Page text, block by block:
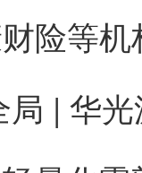
局 | 华